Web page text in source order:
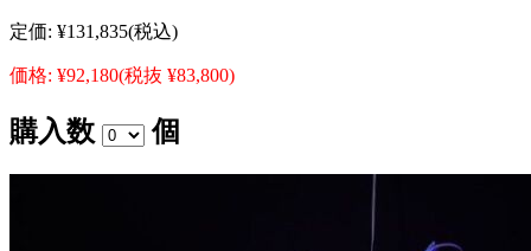
定価: ¥131,835(税込)
価格: ¥92,180(税抜 ¥83,800)
購入数 個